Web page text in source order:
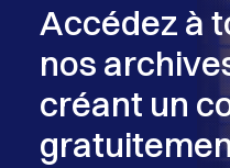
Accédez à
nos
créant un